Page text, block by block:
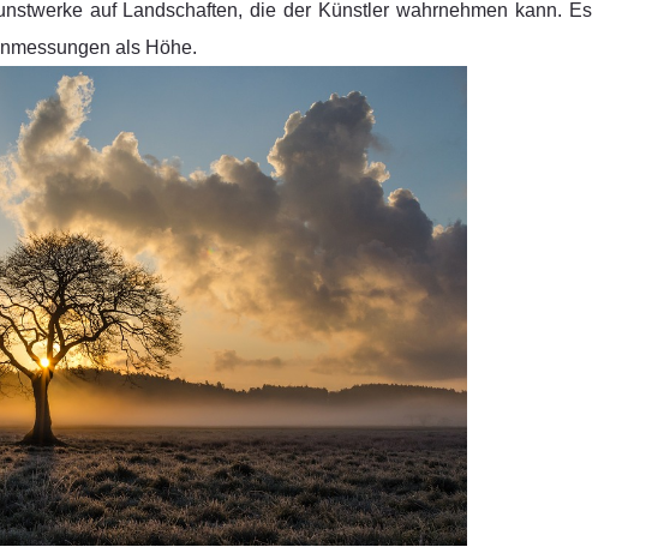
auf Landschaften, die der Künstler wahrnehmen kann. Es
als Höhe.